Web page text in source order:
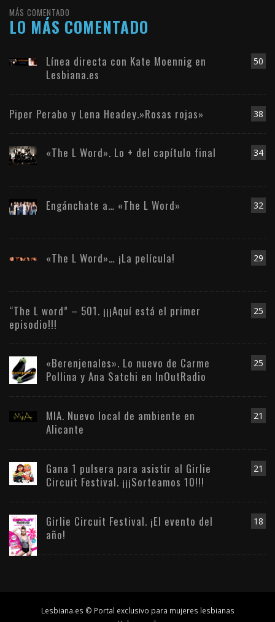
MÁS COMENTADO
LO MÁS COMENTADO
50
Línea directa con Kate Moennig en
Lesbiana.es
38
Piper Perabo y Lena Headey.»Rosas rojas»
34
«The L Word». Lo + del capítulo final
32
Engánchate a… «The L Word»
29
«The L Word»… ¡La película!
25
“The L word” – 501. ¡¡¡Aquí está el primer
episodio!!!
25
«Berenjenales». Lo nuevo de Carme
Pollina y Ana Satchi en InOutRadio
21
MIA. Nuevo local de ambiente en
Alicante
21
Gana 1 pulsera para asistir al Girlie
Circuit Festival. ¡¡¡Sorteamos 10!!!
18
Girlie Circuit Festival. ¡El evento del
año!
Lesbiana.es © Portal exclusivo para mujeres lesbianas